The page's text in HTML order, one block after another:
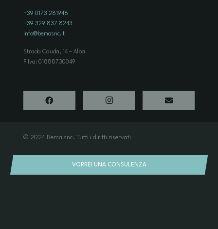
VORREI UNA CONSULENZA
+39 0173 281948
+39 329 837 8243
info@bemasnc.it
Strada Cauda, 14 – Alba
P.Iva: 01888730049
© 2024 Bema snc. Tutti i diritti riservati
Privacy Policy Cookie Policy Dati aziendali
Termini d’uso credits: Ynnesti